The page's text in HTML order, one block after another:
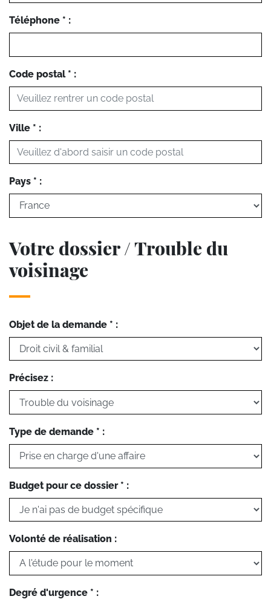
Téléphone * :
Code postal * :
Ville * :
Pays * :
Votre dossier / Trouble du
voisinage
Objet de la demande * :
Précisez :
Type de demande * :
Budget pour ce dossier * :
Volonté de réalisation :
Degré d'urgence * :